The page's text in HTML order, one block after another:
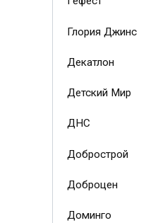
Глория Джинс
Декатлон
Детский Мир
ДНС
Добрострой
Доброцен
Доминго